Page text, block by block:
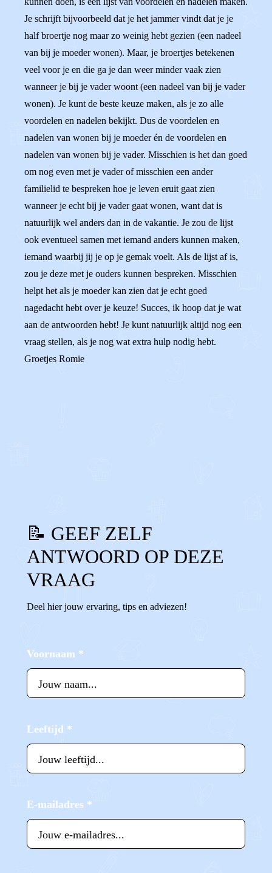
Je schrijft bijvoorbeeld dat je het jammer vindt dat je je
half broertje nog maar zo weinig hebt gezien (een nadeel
van bij je moeder wonen). Maar, je broertjes betekenen
veel voor je en die ga je dan weer minder vaak zien
wanneer je bij je vader woont (een nadeel van bij je vader
wonen). Je kunt de beste keuze maken, als je zo alle
voordelen en nadelen bekijkt. Dus de voordelen en
nadelen van wonen bij je moeder én de voordelen en
nadelen van wonen bij je vader. Misschien is het dan goed
om nog even met je vader of misschien een ander
familielid te bespreken hoe je leven eruit gaat zien
wanneer je echt bij je vader gaat wonen, want dat is
natuurlijk wel anders dan in de vakantie. Je zou de lijst
ook eventueel samen met iemand anders kunnen maken,
iemand waarbij jij je op je gemak voelt. Als de lijst af is,
zou je deze met je ouders kunnen bespreken. Misschien
helpt het als je moeder kan zien dat je echt goed
nagedacht hebt over je keuze! Succes, ik hoop dat je wat
aan de antwoorden hebt! Je kunt natuurlijk altijd nog een
vraag stellen, als je nog wat extra hulp nodig hebt.
Groetjes Romie
📝 GEEF ZELF
ANTWOORD OP DEZE
VRAAG
Deel hier jouw ervaring, tips en adviezen!
Voornaam *
Leeftijd *
E-mailadres *